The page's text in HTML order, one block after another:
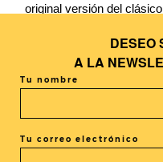
original versión del
la vencedora del mes fue
que obtuvo casi 500.000
en la última semana de
DESEO
A LA
Tu nombre
Tu correo electrónico